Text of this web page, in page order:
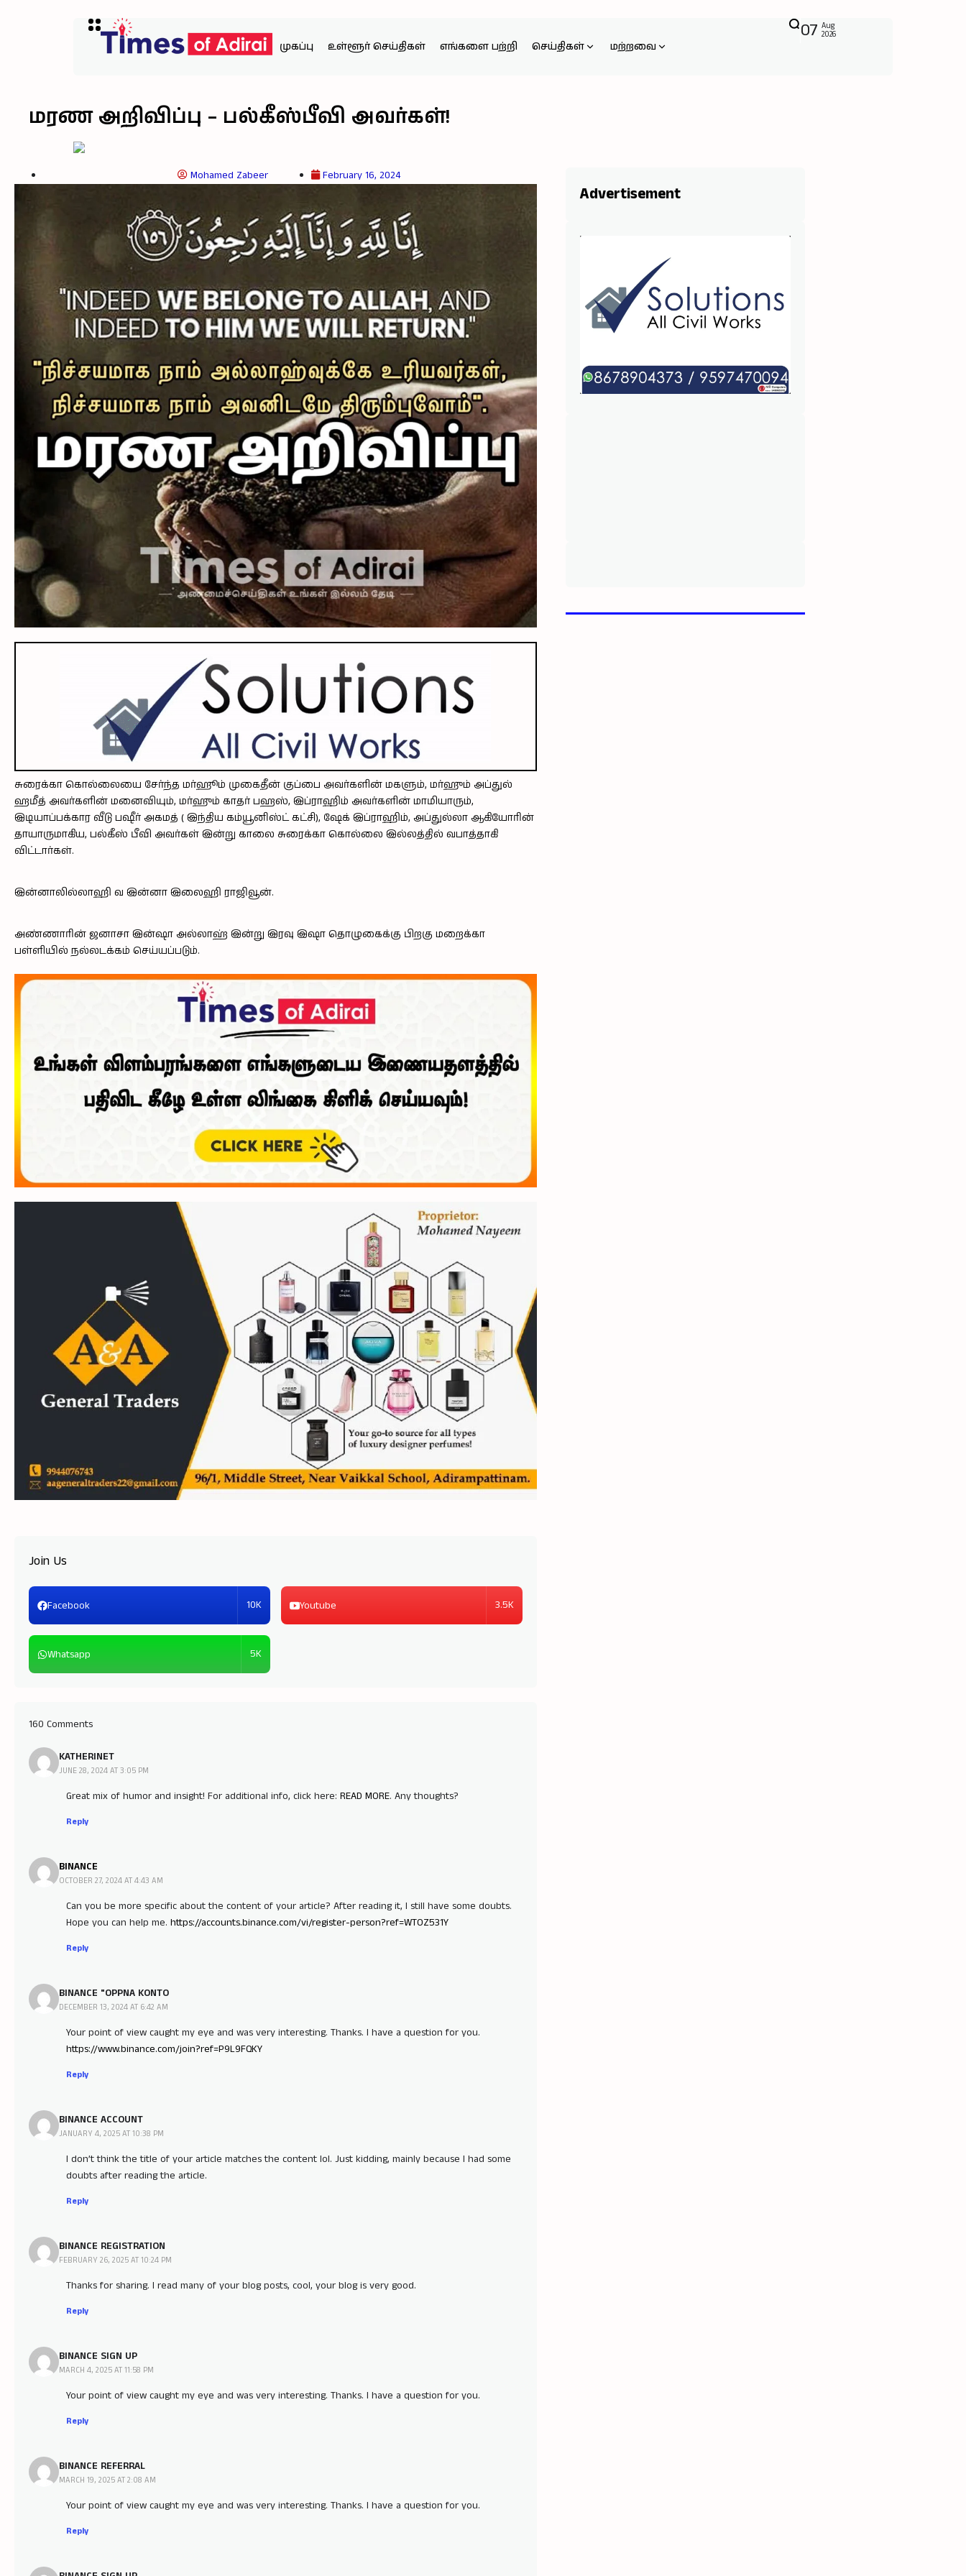
முகப்பு உள்ளூர் செய்திகள் எங்களை பற்றி செய்திகள் மற்றவை
07 Aug
2026
மரண அறிவிப்பு – பல்கீஸ்பீவி அவர்கள்!
Mohamed Zabeer February 16, 2024
சுரைக்கா கொல்லையை சேர்ந்த மர்ஹூம் முகைதீன் குப்பை அவர்களின் மகளும், மர்ஹும் அப்துல்
ஹமீத் அவர்களின் மனைவியும், மர்ஹும் காதர் பஹஸ், இப்ராஹிம் அவர்களின் மாமியாரும்,
இடியாப்பக்கார வீடு பஷீர் அகமத் ( இந்திய கம்யூனிஸ்ட் கட்சி), ஷேக் இப்ராஹிம், அப்துல்லா ஆகியோரின்
தாயாருமாகிய, பல்கீஸ் பீவி அவர்கள் இன்று காலை சுரைக்கா கொல்லை இல்லத்தில் வபாத்தாகி
விட்டார்கள்.
இன்னாலில்லாஹி வ இன்னா இலைஹி ராஜிவூன்.
அண்ணாரின் ஜனாசா இன்ஷா அல்லாஹ் இன்று இரவு இஷா தொழுகைக்கு பிறகு மறைக்கா
பள்ளியில் நல்லடக்கம் செய்யப்படும்.
Join Us
Facebook 10K Youtube 3.5K
Whatsapp 5K
160 Comments
KATHERINET
JUNE 28, 2024 AT 3:05 PM
Great mix of humor and insight! For additional info, click here: READ MORE. Any thoughts?
Reply
BINANCE
OCTOBER 27, 2024 AT 4:43 AM
Can you be more specific about the content of your article? After reading it, I still have some doubts.
Hope you can help me. https://accounts.binance.com/vi/register-person?ref=WTOZ531Y
Reply
BINANCE "OPPNA KONTO
DECEMBER 13, 2024 AT 6:42 AM
Your point of view caught my eye and was very interesting. Thanks. I have a question for you.
https://www.binance.com/join?ref=P9L9FQKY
Reply
BINANCE ACCOUNT
JANUARY 4, 2025 AT 10:38 PM
I don’t think the title of your article matches the content lol. Just kidding, mainly because I had some
doubts after reading the article.
Reply
BINANCE REGISTRATION
FEBRUARY 26, 2025 AT 10:24 PM
Thanks for sharing. I read many of your blog posts, cool, your blog is very good.
Reply
BINANCE SIGN UP
MARCH 4, 2025 AT 11:58 PM
Your point of view caught my eye and was very interesting. Thanks. I have a question for you.
Reply
BINANCE REFERRAL
MARCH 19, 2025 AT 2:08 AM
Your point of view caught my eye and was very interesting. Thanks. I have a question for you.
Reply
Advertisement